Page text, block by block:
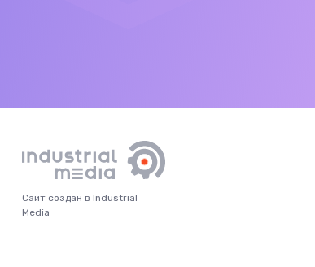
Сайт создан в Industrial
Media